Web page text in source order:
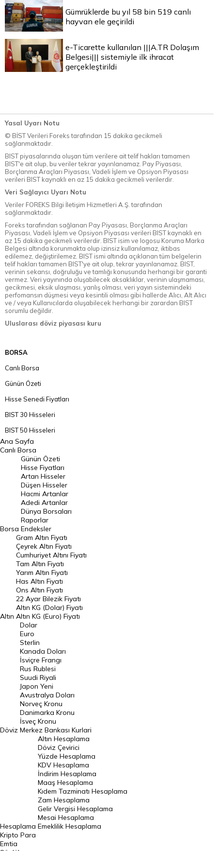
Gümrüklerde bu yıl 58 bin 519 canlı
hayvan ele geçirildi
e-Ticarette kullanılan |||A.TR Dolaşım
Belgesi||| sistemiyle ilk ihracat
gerçekleştirildi
Yasal Uyarı Notu
© BİST Verileri Foreks tarafından 15 dakika gecikmeli
sağlanmaktadır.
BIST piyasalarında oluşan tüm verilere ait telif hakları tamamen
BIST'e ait olup, bu veriler tekrar yayınlanamaz. Pay Piyasası,
Borçlanma Araçları Piyasası, Vadeli İşlem ve Opsiyon Piyasası
verileri BIST kaynaklı en az 15 dakika gecikmeli verilerdir.
Veri Sağlayıcı Uyarı Notu
Veriler FOREKS Bilgi İletişim Hizmetleri A.Ş. tarafından
sağlanmaktadır.
Foreks tarafından sağlanan Pay Piyasası, Borçlanma Araçları
Piyasası, Vadeli İşlem ve Opsiyon Piyasası verileri BIST kaynaklı en
az 15 dakika gecikmeli verilerdir. BIST isim ve logosu Koruma Marka
Belgesi altında korunmakta olup izinsiz kullanılamaz, iktibas
edilemez, değiştirilemez. BIST ismi altında açıklanan tüm belgelerin
telif hakları tamamen BIST'ye ait olup, tekrar yayınlanamaz. BIST,
verinin sekansı, doğruluğu ve tamlığı konusunda herhangi bir garanti
vermez. Veri yayınında oluşabilecek aksaklıklar, verinin ulaşmaması,
gecikmesi, eksik ulaşması, yanlış olması, veri yayın sistemindeki
perfomansın düşmesi veya kesintili olması gibi hallerde Alıcı, Alt Alıcı
ve / veya Kullanıcılarda oluşabilecek herhangi bir zarardan BIST
sorumlu değildir.
Uluslarası döviz piyasası kuru
BORSA
Canlı Borsa
Günün Özeti
Hisse Senedi Fiyatları
BIST 30 Hisseleri
BIST 50 Hisseleri
BIST 100 Hisseleri
En Çok Artan Hisseler
En Çok Düşen Hisseler
Hacmi Artanlar
Geçmiş Kapanışlar
Dünya Borsaları
Raporlar
Endeksler
DÖVİZ
Döviz Kuru
Dolar Kuru
Euro Kuru
Pound Kuru
Frank Kuru
Riyal Kuru
Avustralya Doları
Danimarka Kronu Kuru
Kanada Doları Kuru
Norveç Kronu Kuru
İsveç Kronu Kuru
Japon Yeni Kuru
Serbest Piyasa Döviz Kurları
Merkez Bankası Döviz Kurları
Altın Fiyatları
Gram Altın Fiyatı
Ana Sayfa
Canlı Borsa
Borsa
Günün Özeti
Hisse Fiyatları
Artan Hisseler
Düşen Hisseler
Hacmi Artanlar
Adedi Artanlar
Dünya Borsaları
Raporlar
Endeksler
Altın
Gram Altın Fiyatı
Çeyrek Altın Fiyatı
Cumhuriyet Altını Fiyatı
Tam Altın Fiyatı
Yarım Altın Fiyatı
Has Altın Fiyatı
Ons Altın Fiyatı
22 Ayar Bilezik Fiyatı
Altın KG (Dolar) Fiyatı
Altın KG (Euro) Fiyatı
Döviz
Dolar
Euro
Sterlin
Kanada Doları
İsviçre Frangı
Rus Rublesi
Suudi Riyali
Japon Yeni
Avustralya Doları
Norveç Kronu
Danimarka Kronu
İsveç Kronu
Merkez Bankası Kurlari
Hesaplama
Altın Hesaplama
Döviz Çevirici
Yüzde Hesaplama
KDV Hesaplama
İndirim Hesaplama
Maaş Hesaplama
Kıdem Tazminatı Hesaplama
Zam Hesaplama
Gelir Vergisi Hesaplama
Mesai Hesaplama
Emeklilik Hesaplama
Kripto Para
Emtia